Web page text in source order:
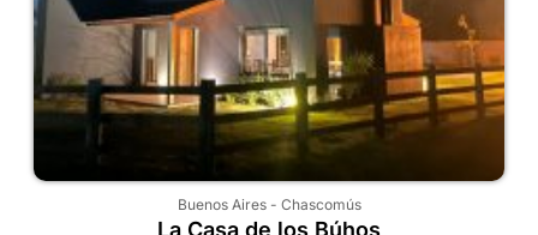
Buenos Aires- Chascomús
La Casa de los Búhos